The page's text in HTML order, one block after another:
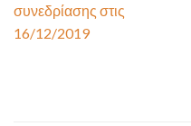
συνεδρίασης στις
16/12/2019